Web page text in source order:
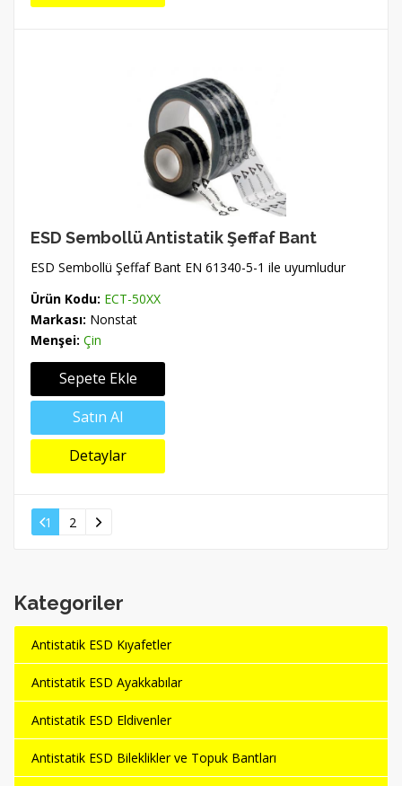
ESD Sembollü Antistatik Şeffaf Bant
ESD Sembollü Şeffaf Bant EN 61340-5-1 ile uyumludur
Ürün Kodu: ECT-50XX
Markası: Nonstat
Menşei: Çin
Sepete Ekle
Satın Al
Detaylar
1 2
Kategoriler
Antistatik ESD Kıyafetler
Antistatik ESD Ayakkabılar
Antistatik ESD Eldivenler
Antistatik ESD Bileklikler ve Topuk Bantları